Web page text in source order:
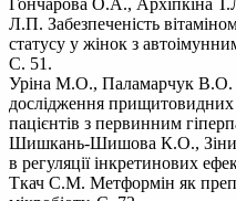
Гончарова О.А., Архіпкіна
Л.П. Забезпеченість
статусу у жінок з
С. 51.
Уріна М.О., Паламарчук В.О.
дослідження прищитовидних
пацієнтів з первинним
Шишкань-Шишова К.О.,
в регуляції інкретинових
Ткач С.М. Метформін як